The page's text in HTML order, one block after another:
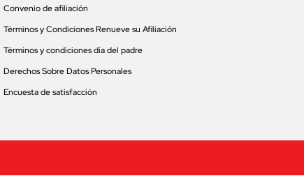
Convenio de afiliación
Términos y Condiciones Renueve su Afiliación
Términos y condiciones día del padre
Derechos Sobre Datos Personales
Encuesta de satisfacción